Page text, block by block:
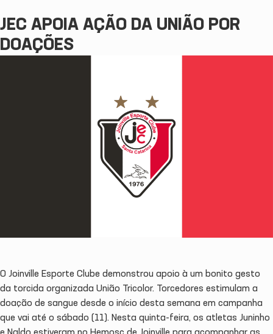
JEC APOIA AÇÃO DA UNIÃO POR
DOAÇÕES
O Joinville Esporte Clube demonstrou apoio à um bonito gesto
da torcida organizada União Tricolor. Torcedores estimulam a
doação de sangue desde o início desta semana em campanha
que vai até o sábado (11). Nesta quinta-feira, os atletas Juninho